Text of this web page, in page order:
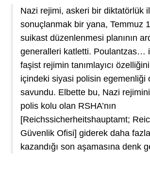
Nazi rejimi, askeri bir diktatörlük
sonuçlanmak bir yana, Temmuz
suikast düzenlenmesi planının
generalleri katletti. Poulantzas…
faşist rejimin tanımlayıcı
içindeki siyasi polisin egemenliği
savundu. Elbette bu, Nazi
polis kolu olan RSHA’nın
[Reichssicherheitshauptamt;
Güvenlik Ofisi] giderek daha
kazandığı son aşamasına denk